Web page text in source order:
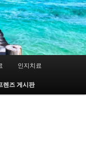
인지치료
렌즈 게시판